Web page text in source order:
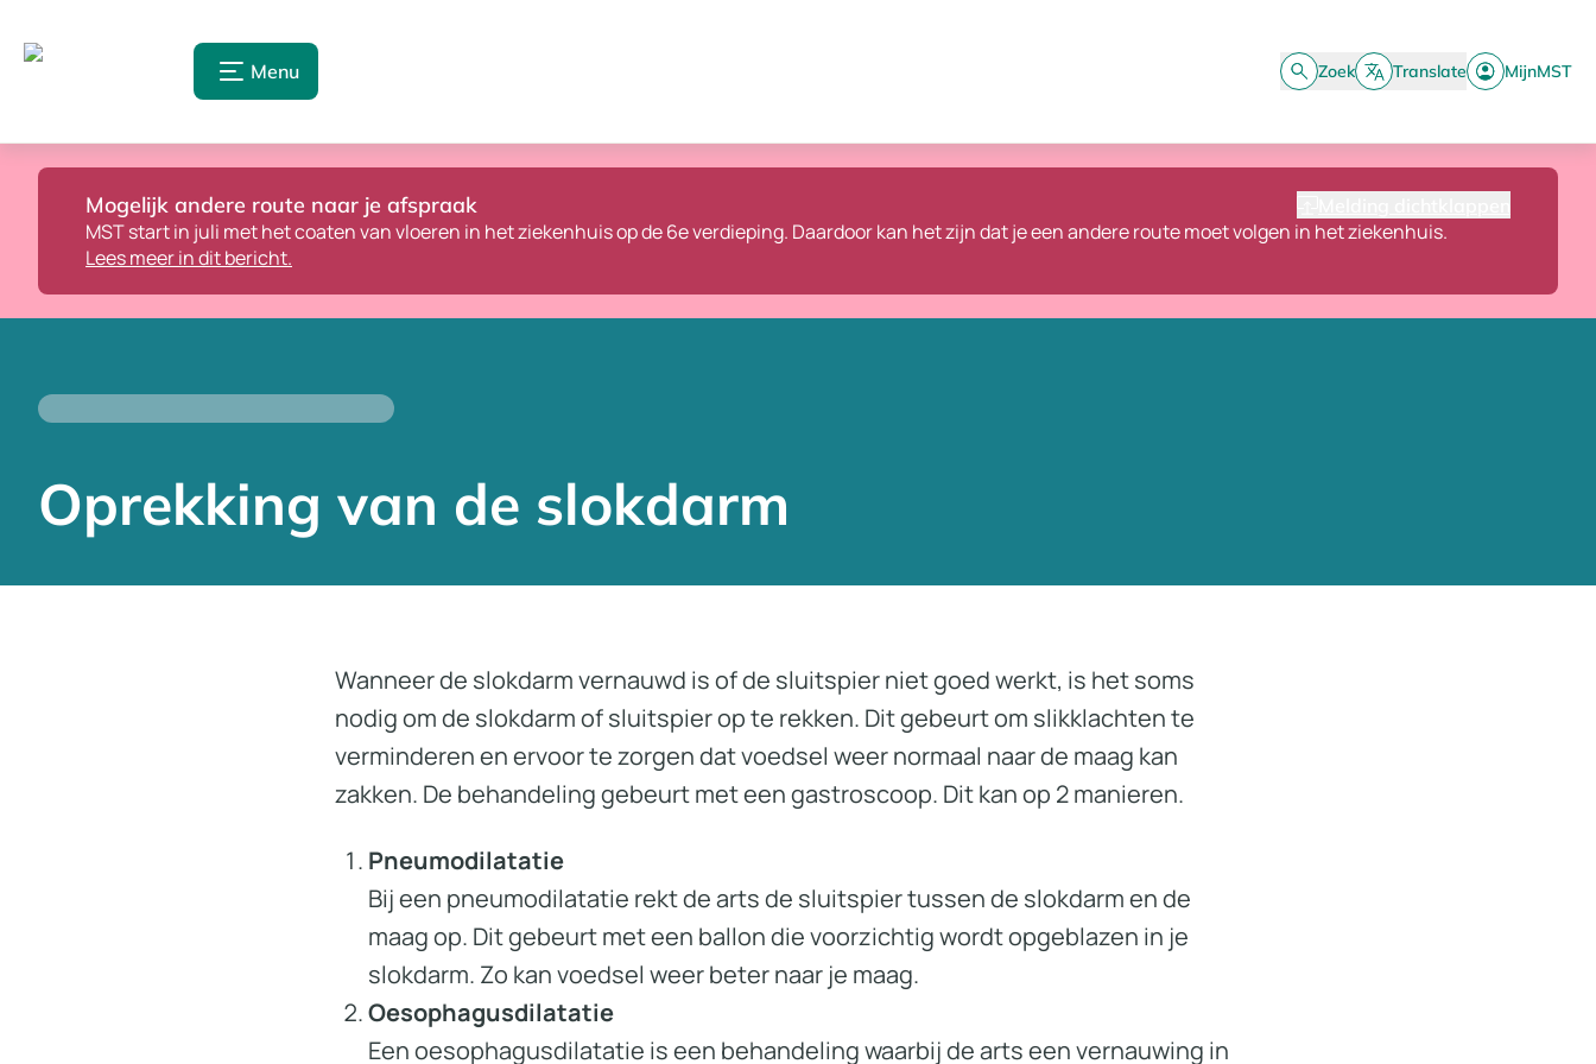
Menu Zoek Translate MijnMST
Mogelijk andere route naar je afspraak
MST start in juli met het coaten van vloeren in het ziekenhuis op de 6e verdieping. Daardoor kan het zijn dat je een andere route moet volgen in het ziekenhuis.
Lees meer in dit bericht.
Oprekking van de slokdarm
Wanneer de slokdarm vernauwd is of de sluitspier niet goed werkt, is het soms
nodig om de slokdarm of sluitspier op te rekken. Dit gebeurt om slikklachten te
verminderen en ervoor te zorgen dat voedsel weer normaal naar de maag kan
zakken. De behandeling gebeurt met een gastroscoop. Dit kan op 2 manieren.
Pneumodilatatie
Bij een pneumodilatatie rekt de arts de sluitspier tussen de slokdarm en de
maag op. Dit gebeurt met een ballon die voorzichtig wordt opgeblazen in je
slokdarm. Zo kan voedsel weer beter naar je maag.
Oesophagusdilatatie
Een oesophagusdilatatie is een behandeling waarbij de arts een vernauwing in